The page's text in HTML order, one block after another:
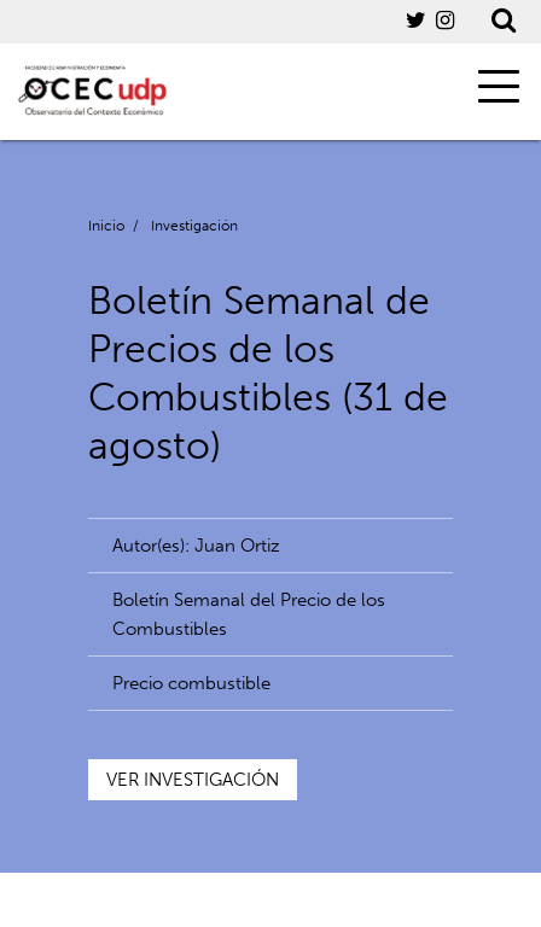
Inicio / Investigación
Boletín Semanal de
Precios de los
Combustibles (31 de
agosto)
Autor(es): Juan Ortiz
Boletín Semanal del Precio de los
Combustibles
Precio combustible
VER INVESTIGACIÓN